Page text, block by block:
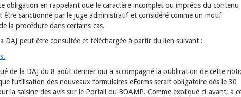
obligation en rappelant que le caractère incomplet ou imprécis du contenu
être sanctionné par le juge administratif et considéré comme un motif
la procédure dans certains cas.
DAJ peut être consultée et téléchargée à partir du lien suivant :
de la DAJ du 8 août dernier qui a accompagné la publication de cette
l’utilisation des nouveaux formulaires eForms serait obligatoire dès le 30
la saisine des avis sur le Portail du BOAMP. Comme expliqué ci-avant, à